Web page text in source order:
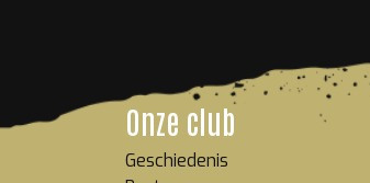
Onze club
Geschiedenis